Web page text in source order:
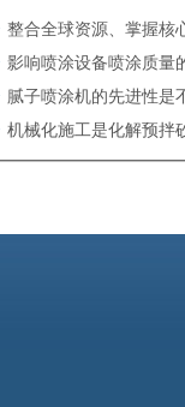
整合全球资源、掌握核
影响喷涂设备喷涂质量
腻子喷涂机的先进性是
机械化施工是化解预拌